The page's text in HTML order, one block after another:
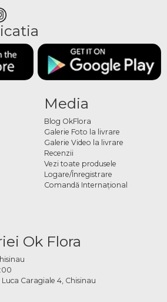
Media
Blog OkFlora
Galerie Foto la livrare
Galerie Video la livrare
Recenzii
Vezi toate produsele
Logare/Înregistrare
Comandă Internațional
Ok Flora
Caragiale 4, Chisinau